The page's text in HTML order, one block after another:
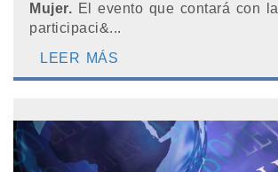
Mujer. El evento que contará con la
participaci&...
LEER MÁS